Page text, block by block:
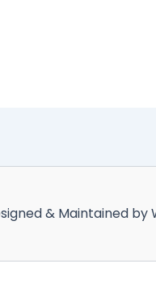
& Maintained by